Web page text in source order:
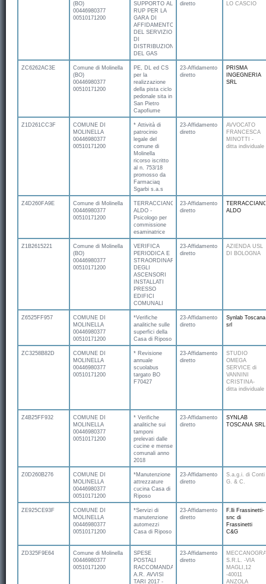
(BO)
00446980377
00510171200
SUPPORTO AL
RUP PER LA
GARA DI
AFFIDAMENTO
DEL SERVIZIO
DI
DISTRIBUZIONE
DEL GAS
diretto
LO CASCIO
ZC6262AC3E
Comune di Molinella
(BO)
00446980377
00510171200
PE, DL ed CS
per la
realizzazione
della pista ciclo
pedonale sita in
San Pietro
Capofiume
23-Affidamento
diretto
PRISMA
INGEGNERIA
SRL
Z1D261CC3F
COMUNE DI
MOLINELLA
00446980377
00510171200
* Attività di
patrocinio
legale del
comune di
Molinella
ricorso iscritto
al n. 753/18
promosso da
Farmaciaq
Sgarbi s.a.s
23-Affidamento
diretto
AVVOCATO
FRANCESCA
MINOTTI -
ditta individuale
Z4D260FA9E
Comune di Molinella
00446980377
00510171200
TERRACCIANO
ALDO -
Psicologo per
commissione
esaminatrice
23-Affidamento
diretto
ALDO
Z1B2615221
Comune di Molinella
(BO)
00446980377
00510171200
VERIFICA
PERIODICA E
STRAORDINARIA
DEGLI
ASCENSORI
INSTALLATI
PRESSO
EDIFICI
COMUNALI
23-Affidamento
diretto
AZIENDA USL
DI BOLOGNA
Z6525FF957
COMUNE DI
MOLINELLA
00446980377
00510171200
*Verifiche
analitiche sulle
superfici della
Casa di Riposo
23-Affidamento
diretto
Synlab Toscana
srl
ZC3258B82D
COMUNE DI
MOLINELLA
00446980377
00510171200
* Revisione
annuale
scuolabus
targato BO
F70427
23-Affidamento
diretto
STUDIO
OMEGA
SERVICE di
VANNINI
CRISTINA-
ditta individuale
Z4B25FF932
COMUNE DI
MOLINELLA
00446980377
00510171200
* Verifiche
analitiche sui
tamponi
prelevati dalle
cucine e mense
comunali anno
2018
23-Affidamento
diretto
SYNLAB
TOSCANA SRL
Z0D260B276
COMUNE DI
MOLINELLA
00446980377
00510171200
*Manutenzione
attrezzature
cucina Casa di
Riposo
23-Affidamento
diretto
S.a.g.i. di Conti
G. & C.
ZE925CE93F
COMUNE DI
MOLINELLA
00446980377
00510171200
*Servizi di
manutenzione
automezzi
Casa di Riposo
23-Affidamento
diretto
F.lli Frassinetti-
snc di
Frassinetti
C&G
ZD325F9E64
Comune di Molinella
00446980377
00510171200
SPESE
POSTALI
RACCOMANDATE
A.R. AVVISI
TARI 2017 -
23-Affidamento
diretto
S.R.L. -VIA
MAGLI,12
-40011
ANZOLA